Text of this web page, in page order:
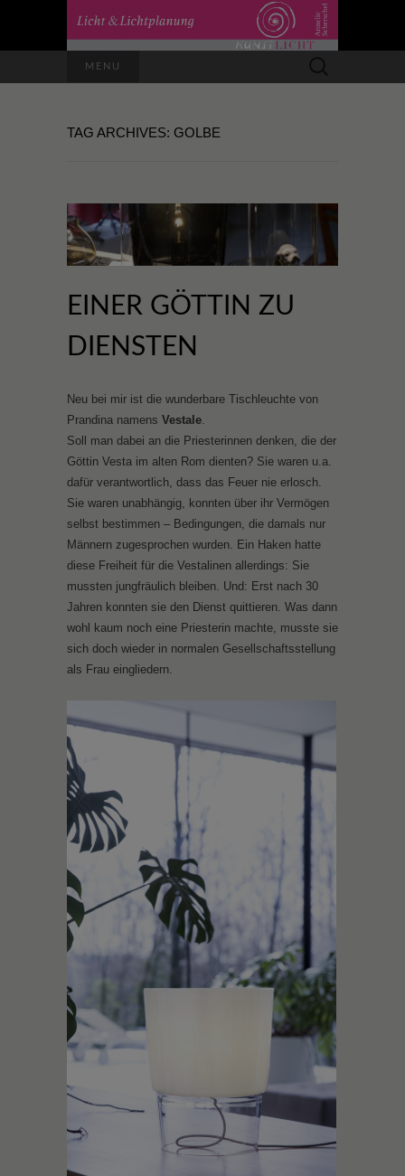
MENU
nach:
TAG ARCHIVES: GOLBE
EINER GÖTTIN ZU
DIENSTEN
Neu bei mir ist die wunderbare Tischleuchte von
Prandina namens Vestale.
Soll man dabei an die Priesterinnen denken, die der
Göttin Vesta im alten Rom dienten? Sie waren u.a.
dafür verantwortlich, dass das Feuer nie erlosch.
Sie waren unabhängig, konnten über ihr Vermögen
selbst bestimmen – Bedingungen, die damals nur
Männern zugesprochen wurden. Ein Haken hatte
diese Freiheit für die Vestalinen allerdings: Sie
mussten jungfräulich bleiben. Und: Erst nach 30
Jahren konnten sie den Dienst quittieren. Was dann
wohl kaum noch eine Priesterin machte, musste sie
sich doch wieder in normalen Gesellschaftsstellung
als Frau eingliedern.